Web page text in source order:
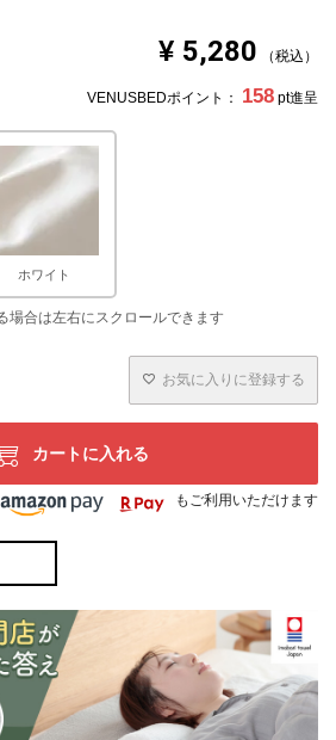
¥ 5,280 税込
VENUSBEDポイント： 158 pt進呈
ホワイト
お気に入りに登録する
カートに入れる
もご利用いただけます